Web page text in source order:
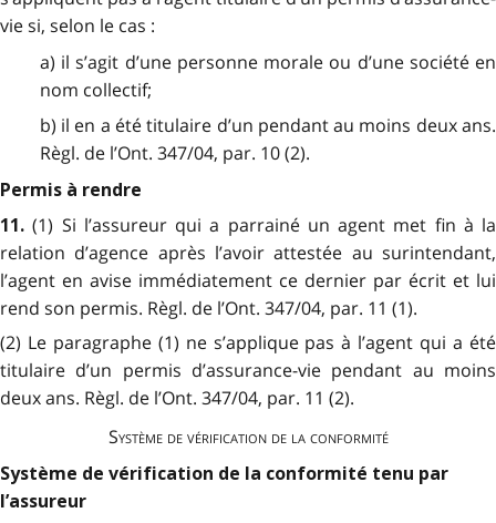
vie si, selon le cas :
a) il s’agit d’une personne morale ou d’une société en
nom collectif;
b) il en a été titulaire d’un pendant au moins deux ans.
Règl. de l’Ont. 347/04, par. 10 (2).
Permis à rendre
11.(1) Si l’assureur qui a parrainé un agent met fin à la
relation d’agence après l’avoir attestée au surintendant,
l’agent en avise immédiatement ce dernier par écrit et lui
rend son permis. Règl. de l’Ont. 347/04, par. 11 (1).
(2) Le paragraphe (1) ne s’applique pas à l’agent qui a été
titulaire d’un permis d’assurance-vie pendant au moins
deux ans. Règl. de l’Ont. 347/04, par. 11 (2).
Système de vérification de la conformité
Système de vérification de la conformité tenu par
l’assureur